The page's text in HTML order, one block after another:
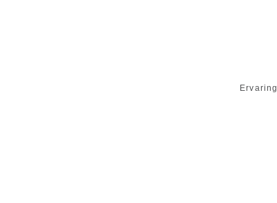
Ervaring